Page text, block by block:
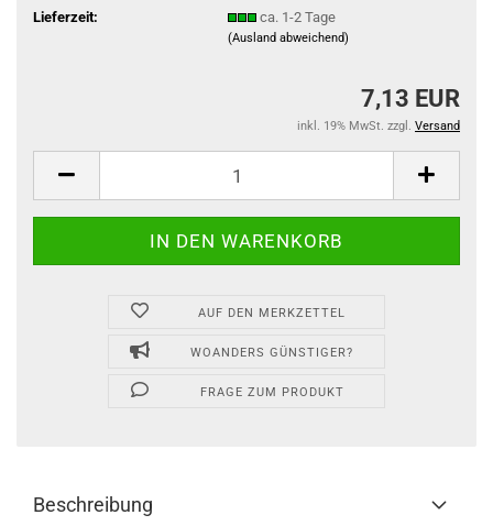
Lieferzeit:
ca. 1-2 Tage
(Ausland abweichend)
7,13 EUR
inkl. 19% MwSt. zzgl. Versand
AUF DEN MERKZETTEL
WOANDERS GÜNSTIGER?
FRAGE ZUM PRODUKT
Beschreibung